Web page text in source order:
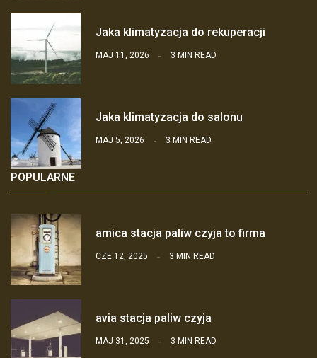
Jaka klimatyzacja do rekuperacji
MAJ 11, 2026 3 MIN READ
Jaka klimatyzacja do salonu
MAJ 5, 2026 3 MIN READ
POPULARNE
amica stacja paliw czyja to firma
CZE 12, 2025 3 MIN READ
avia stacja paliw czyja
MAJ 31, 2025 3 MIN READ